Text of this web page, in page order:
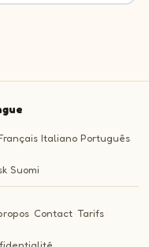
Italiano Português
Suomi
· Contact ·Tarifs ·